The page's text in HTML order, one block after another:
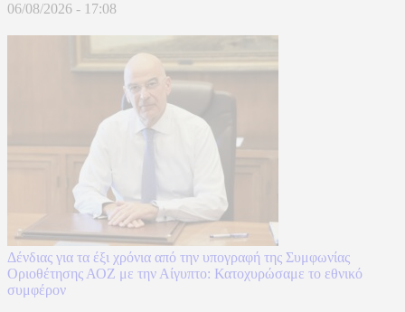
06/08/2026 - 17:08
Δένδιας για τα έξι χρόνια από την υπογραφή της Συμφωνίας
Οριοθέτησης ΑΟΖ με την Αίγυπτο: Κατοχυρώσαμε το εθνικό
συμφέρον